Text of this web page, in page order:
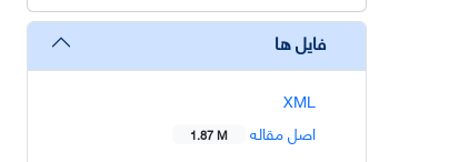
فایل ها
XML
اصل مقاله
1.87 M